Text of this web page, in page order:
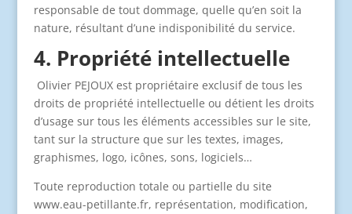
responsable de tout dommage, quelle qu’en soit la
nature, résultant d’une indisponibilité du service.
4. Propriété intellectuelle
Olivier PEJOUX est propriétaire exclusif de tous les
droits de propriété intellectuelle ou détient les droits
d’usage sur tous les éléments accessibles sur le site,
tant sur la structure que sur les textes, images,
graphismes, logo, icônes, sons, logiciels…
Toute reproduction totale ou partielle du site
www.eau-petillante.fr, représentation, modification,